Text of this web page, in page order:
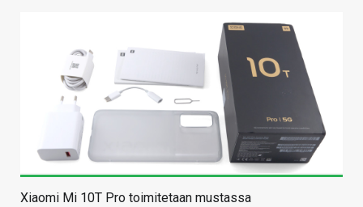
Xiaomi Mi 10T Pro toimitetaan mustassa